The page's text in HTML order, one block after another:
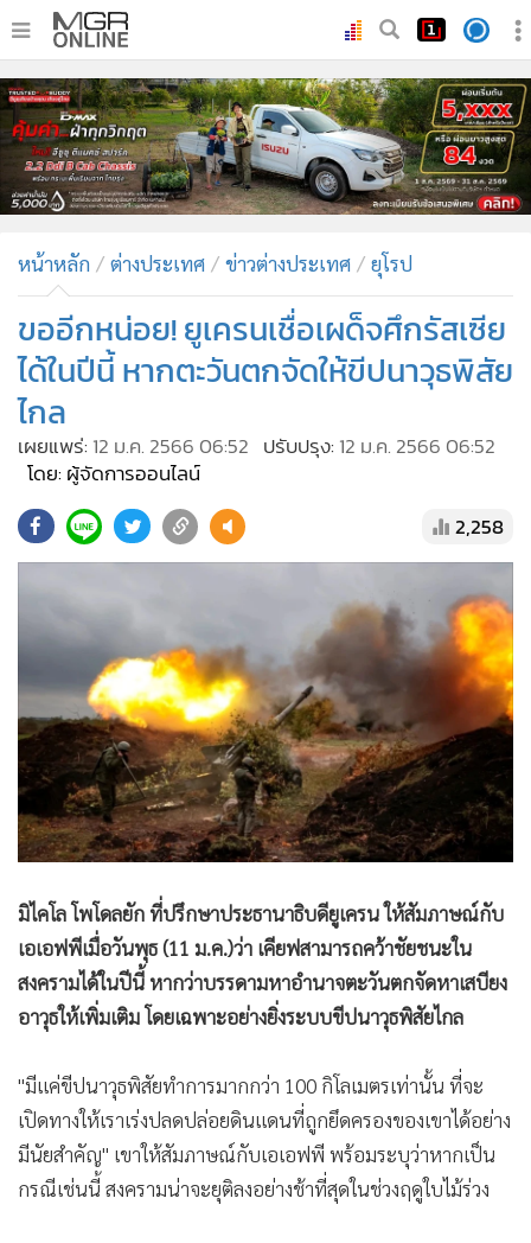
• หน้าหลัก
• ทันเหตุการณ์
• ภาคใต้
• ภูมิภาค
• บันเทิง
ผู้จัดการรายวัน
• คอลัมนิสต์
• ละคร
• CbizReview
• Cyber BIZ
• Good health & Well-being
• Green Innovation & SD
Management & HR
MGR Live
Infographic
• การเมือง
ท่องเที่ยว
• กีฬา
• ต่างประเทศ
• Special Scoop
• เศรษฐกิจ-ธุรกิจ
• ชุมชน-คุณภาพชีวิต
• อาชญากรรม
• เกม
• วิทยาศาสตร์
• SMEs
• หุ้น
หน้าหลัก ต่างประเทศ ข่าวต่างประเทศ ยุโรป
ขออีกหน่อย! ยูเครนเชื่อเผด็จศึกรัสเซีย
ได้ในปีนี้ หากตะวันตกจัดให้ขีปนาวุธพิสัย
ไกล
เผยแพร่: 12 ม.ค. 2566 06:52 ปรับปรุง: 12 ม.ค. 2566 06:52
โดย: ผู้จัดการออนไลน์
2,258
มิไคโล โพโดลยัก ที่ปรึกษาประธานาธิบดียูเครน ให้สัมภาษณ์กับ
เอเอฟพีเมื่อวันพุธ (11 ม.ค.)ว่า เคียฟสามารถคว้าชัยชนะใน
สงครามได้ในปีนี้ หากว่าบรรดามหาอำนาจตะวันตกจัดหาเสบียง
อาวุธให้เพิ่มเติม โดยเฉพาะอย่างยิ่งระบบขีปนาวุธพิสัยไกล
"มีแค่ขีปนาวุธพิสัยทำการมากกว่า 100 กิโลเมตรเท่านั้น ที่จะ
เปิดทางให้เราเร่งปลดปล่อยดินแดนที่ถูกยึดครองของเขาได้อย่าง
มีนัยสำคัญ" เขาให้สัมภาษณ์กับเอเอฟพี พร้อมระบุว่าหากเป็น
กรณีเช่นนี้ สงครามน่าจะยุติลงอย่างช้าที่สุดในช่วงฤดูใบไม้ร่วง